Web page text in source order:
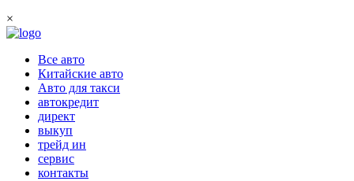
×
Все авто
Китайские авто
Авто для такси
автокредит
директ
выкуп
трейд ин
сервис
контакты